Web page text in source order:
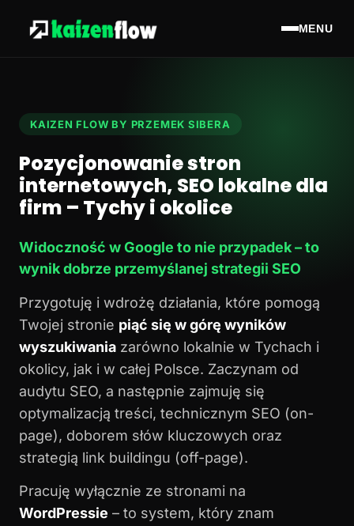
MENU
KAIZEN FLOW BY PRZEMEK SIBERA
Pozycjonowanie stron
internetowych, SEO lokalne dla
firm – Tychy i okolice
Widoczność w Google to nie przypadek – to
wynik dobrze przemyślanej strategii SEO
Przygotuję i wdrożę działania, które pomogą
Twojej stronie piąć się w górę wyników
wyszukiwania zarówno lokalnie w Tychach i
okolicy, jak i w całej Polsce. Zaczynam od
audytu SEO, a następnie zajmuję się
optymalizacją treści, technicznym SEO (on-
page), doborem słów kluczowych oraz
strategią link buildingu (off-page).
Pracuję wyłącznie ze stronami na
WordPressie – to system, który znam